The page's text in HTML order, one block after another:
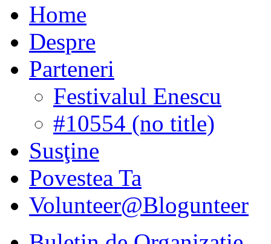
Home
Despre
Parteneri
Festivalul Enescu
#10554 (no title)
Susţine
Povestea Ta
Volunteer@Blogunteer